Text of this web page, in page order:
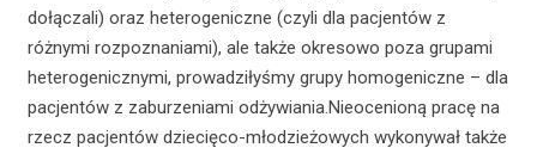
dołączali) oraz heterogeniczne (czyli dla pacjentów z
różnymi rozpoznaniami), ale także okresowo poza grupami
heterogenicznymi, prowadziłyśmy grupy homogeniczne – dla
pacjentów z zaburzeniami odżywiania.Nieocenioną pracę na
rzecz pacjentów dziecięco-młodzieżowych wykonywał także